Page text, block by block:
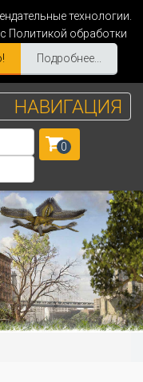
технологии.
Политикой обработки
Подробнее...
НАВИГАЦИЯ
0